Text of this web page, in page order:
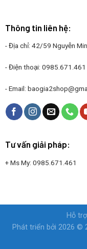
Thông tin liên hệ:
- Địa chỉ: 42/59 Nguyễn
- Điện thoại: 0985.671.461
- Email:
Tư vấn giải pháp:
+ Ms My: 0985.671.461
Hỗ
Phát triển bởi 2026 ©